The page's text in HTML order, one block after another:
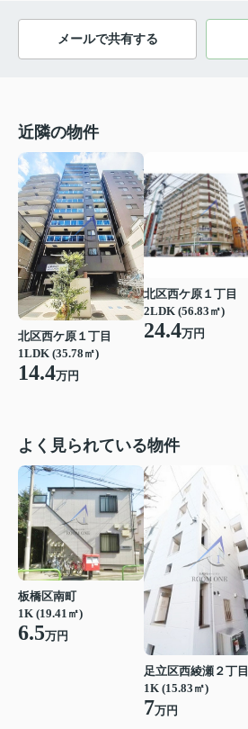
メールで共有する
近隣の物件
北区西ケ原１丁目
1LDK (35.78㎡)
14.4万円
北区西ケ原１丁目
2LDK (56.83㎡)
24.4万円
よく見られている物件
板橋区南町
1K (19.41㎡)
6.5万円
足立区西綾瀬２丁目
1K (15.83㎡)
7万円